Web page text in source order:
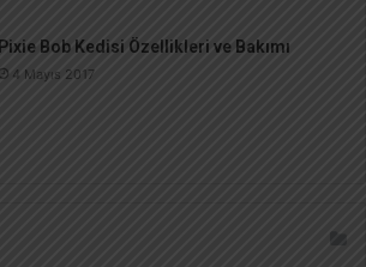
Pixie Bob Kedisi Özellikleri ve Bakımı
4 Mayıs 2017